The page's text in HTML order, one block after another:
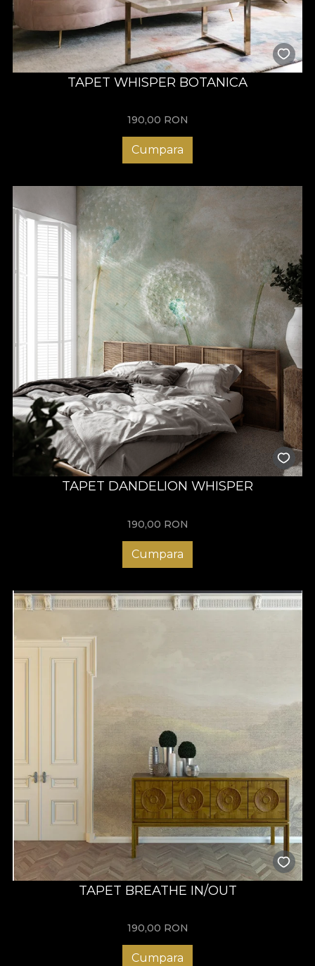
De asemenea, pentru ca respectam, iubim si onoram natura, nu
doar prin modelele pe care le pictam, toate materialele
folosite pentru realizarea tapetelor sunt complet ecologice si
reciclabile.
TAPET WHISPER BOTANICA
190,00 RON
Cumpara
TAPET DANDELION WHISPER
190,00 RON
Cumpara
TAPET BREATHE IN/OUT
190,00 RON
Cumpara